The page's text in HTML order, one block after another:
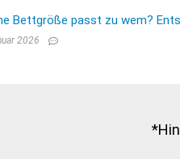
Bettgröße passt zu wem?
2026